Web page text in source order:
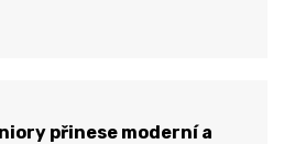
přinese moderní a